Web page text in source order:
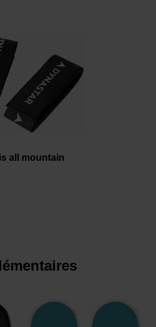
all mountain